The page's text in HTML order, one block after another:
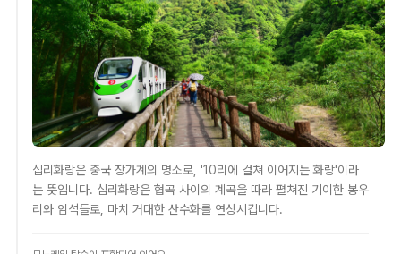
십리화랑은 중국 장가계의 명소로, '10리에 걸쳐 이어지는 화랑'이라
는 뜻입니다. 십리화랑은 협곡 사이의 계곡을 따라 펼쳐진 기이한 봉우
리와 암석들로, 마치 거대한 산수화를 연상시킵니다.